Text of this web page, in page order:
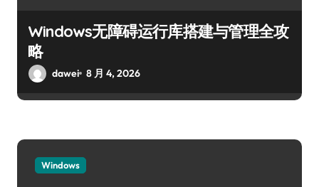
Windows无障碍运行库搭建与管理全攻
略
dawei 8 月 4, 2026
Windows